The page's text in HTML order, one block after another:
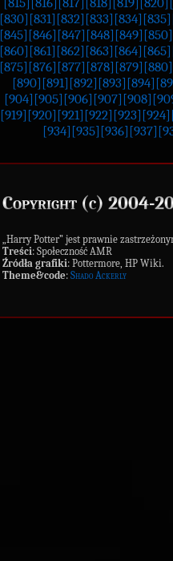
[830] [831] [832] [833] [834] [835]
[845] [846] [847] [848] [849] [850]
[860] [861] [862] [863] [864] [865]
[875] [876] [877] [878] [879] [880]
[890] [891] [892] [893] [894]
[904] [905] [906] [907] [908]
[919] [920] [921] [922] [923] [924]
[934] [935] [936] [937]
Copyright (c) 2004-
„Harry Potter” jest prawnie
Treści: Społeczność AMR
Źródła grafiki: Pottermore, HP Wiki.
Theme&code: Shado Ackerly